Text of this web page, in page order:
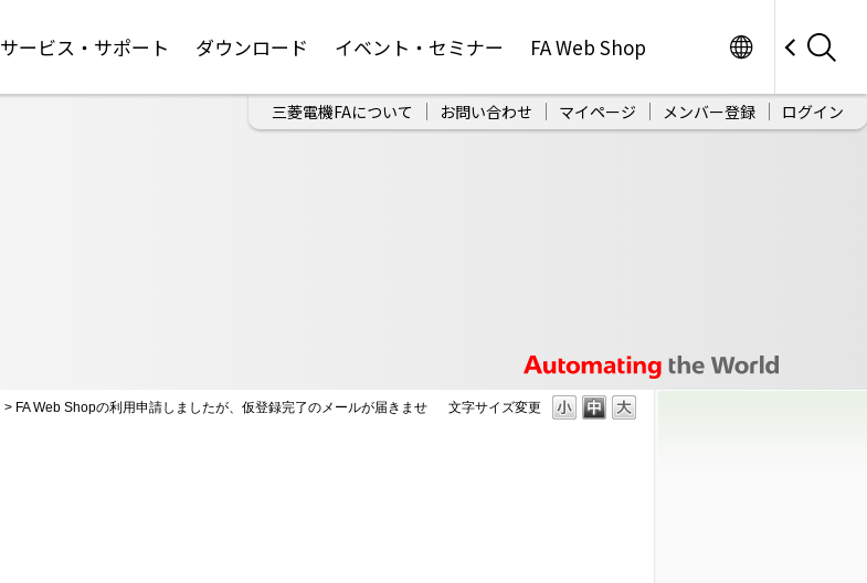
サービス・サポート ダウンロード イベント・セミナー FA Web Shop
三菱電機FAについて お問い合わせ マイページ メンバー登録 ログイン
文字サイズ変更
> FA Web Shopの利用申請しましたが、仮登録完了のメールが届きませ